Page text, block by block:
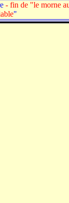
- fin de "le morne
"